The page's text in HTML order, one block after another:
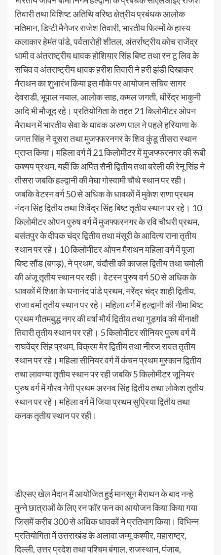
तिवारी तथा विशिष्ट अतिथि वरिष्ठ क्षेत्रीय प्रबंधक आलोक
मतिमान, डिप्टी मैनेजर राजेश तिवारी, भारतीय फिल्मों के हास्य
कलाकार हेमंत पांडे, पर्वतारोही शीतल, अंतर्राष्ट्रीय कोच राजेंद्र
धामी व अंतराष्ट्रीय धावक होशियार सिंह बिष्ट तथा रन टू लिव के
सचिव व अंतराष्ट्रीय धावक हरीश तिवारी ने हरी झंडी दिखाकर
मैराथन का शुभारंभ किया इस मौके पर आयोजन सचिव सागर
देवराडी, भूपाल नयाल, आलोक साह, कमल जगती, धीरेंद्र भाकुनी
आदि भी मौजूद रहे। प्रतियोगिता के तहत 21 किलोमीटर ओपन
मैराथन में भारतीय सेवा के धावक अरुण पाल ने पहले हरियाणा के
जगत सिंह ने दूसरा तथा मुजफ्फरनगर के शिव कुंडू तीसरा स्थान
प्राप्त किया। महिला वर्ग में 21 किलोमीटर में मुजफ्फरनगर की रूबी
कश्यप प्रथम, यहीं कि अर्पित सैनी द्वितीय तथा बरेली की रेनू सिंह ने
तीसरा जबकि हल्द्वानी की मेघा गोस्वामी चौथे स्थान पर रही।
जबकि वेटरन वर्ग 50 से अधिक के धावकों में मुकेश राणा प्रथम
नंदन सिंह द्वितीय तथा शिवेंद्र सिंह बिष्ट तृतीय स्थान पर रहे। 10
किलोमीटर ओपन पुरुष वर्ग में मुजफ्फरनगर के रवि चौधरी प्रथम,
बसंतपुर के दीपक चंद्र द्वितीय तथा मंसूरी के आदित्य राना तृतीय
स्थान पर रहे। 10 किलोमीटर ओपन मैराथन महिला वर्ग में पूजा
बिष्ट सौंड (बगड़), ने प्रथम, चंदौसी की काजल द्वितीय तथा चमोली
की अंजू तृतीय स्थान पर रही। वेटरन पुरुष वर्ग 50 से अधिक के
धावकों में शिक्षा के घनानंद पांडे प्रथम, नरेंद्र चंद्र शाही द्वितीय,
राजा वर्मा तृतीय स्थान पर रहे। महिला वर्ग में हल्द्वानी की नीमा बिष्ट
प्रथम गौतमबुद्ध नगर की वर्षा मौर्य द्वितीय तथा गुड़गांव की मीनाक्षी
तिवारी तृतीय स्थान पर रही। 5 किलोमीटर सीनियर पुरुष वर्ग में
राघवेंद्र सिंह प्रथम, विक्रम मेर द्वितीय तथा नीरज रावत तृतीय
स्थान पर रहे। महिला सीनियर वर्ग में कंचन प्रथम मुस्कान द्वितीय
तथा लावण्या तृतीय स्थान पर रही जबकि 5 किलोमीटर जूनियर
पुरुष वर्ग में गौरव नेगी प्रथम अरनव सिंह द्वितीय तथा लोकेश तृतीय
स्थान पर रहे। महिला वर्ग में जिया प्रथम सुप्रिया द्वितीय तथा
कनक तृतीय स्थान पर रही।
डीएसए खेल मैदान मैं आयोजित हुई मानसून मैराथन के बाद नन्हे
मुन्ने छात्राओं के लिए रन फॉर फन का आयोजन किया किया गया
जिसमें करीब 300 से अधिक धावकों ने प्रतिभाग किया। विभिन्न
प्रतियोगिता में उत्तराखंड के अलावा जम्मू कश्मीर, महाराष्ट्र,
दिल्ली, उत्तर प्रदेश तथा पश्चिम बंगाल, राजस्थान, पंजाब,